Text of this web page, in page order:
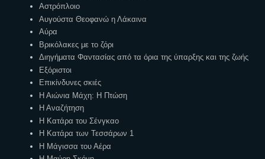
Αστρόπλοιο
Αυγούστα Θεοφανώ η Λάκαινα
Αύρα
Βρικόλακες με το ζόρι
Διηγήματα Φαντασίας από τα όρια της ύπαρξης και της ζωής
Εξόριστοι
Επικίνδυνες σκιές
Η Αιώνια Μάχη: Η Πτώση
Η Αναζήτηση
Η Κατάρα του Σένγκαο
Η Κατάρα των Τεσσάρων 1
Η Μάγισσα του Αέρα